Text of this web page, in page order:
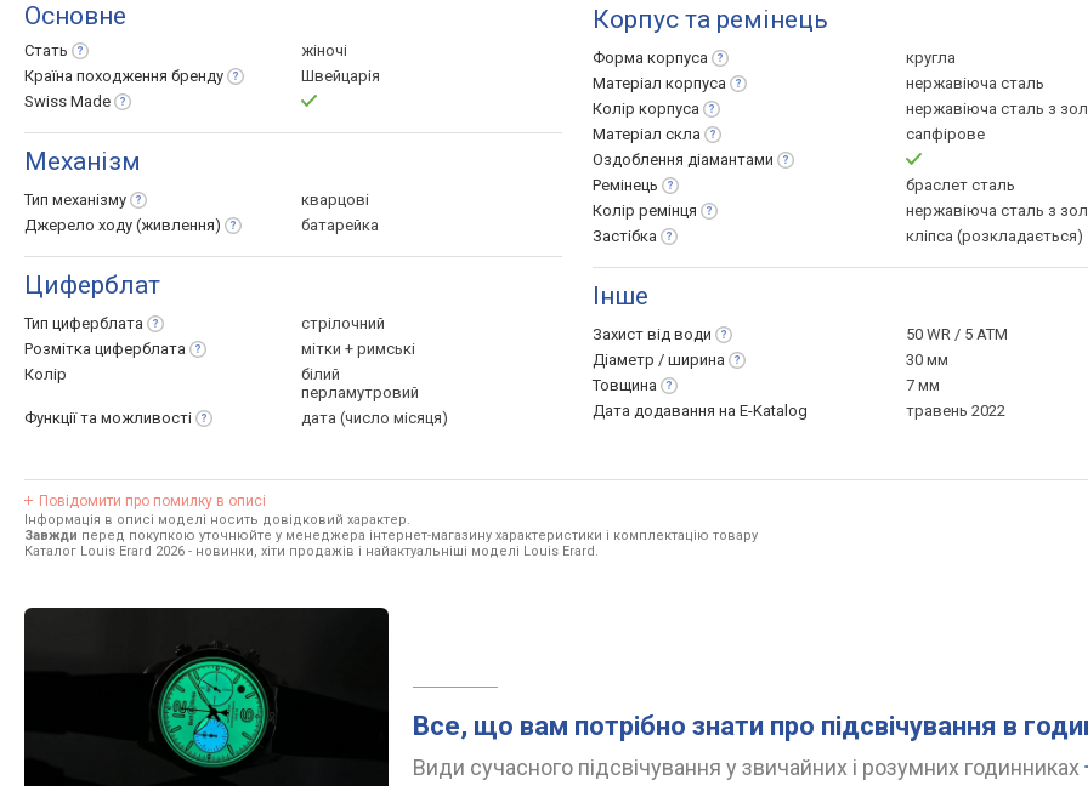
Основне
Стать
жіночі
Країна походження бренду
Швейцарія
Swiss Made
Механізм
Тип механізму
кварцові
Джерело ходу (живлення) батарейка
Циферблат
Тип циферблата
стрілочний
Розмітка циферблата
мітки + римські
Колір
білий
перламутровий
Функції та можливості дата (число місяця)
Корпус та ремінець
Форма корпуса
кругла
Матеріал корпуса
нержавіюча сталь
Колір корпуса
нержавіюча сталь з
Матеріал скла
сапфірове
Оздоблення діамантами
Ремінець
браслет сталь
Колір ремінця
нержавіюча сталь з
Застібка
кліпса (розкладається)
Інше
Захист від води
50 WR / 5 ATM
Діаметр / ширина
30 мм
Товщина
7 мм
Дата додавання на E-Katalog
травень 2022
Повідомити про помилку в описі
Інформація в описі моделі носить довідковий характер.
Завжди перед покупкою уточнюйте у менеджера інтернет-магазину характеристики і комплектацію товару
Каталог Louis Erard 2026 - новинки, хіти продажів і найактуальніші моделі Louis Erard.
Все, що вам потрібно знати про підсвічування в
Види сучасного підсвічування у звичайних і розумних годинниках